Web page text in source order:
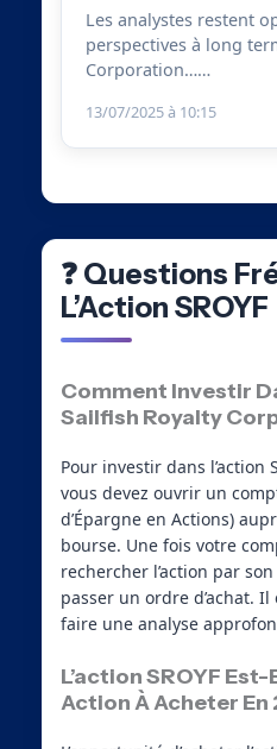
Les analystes restent
perspectives à long
Corporation……
13/07/2025 à 10:15
❓ Questions
L’Action SROYF
Comment Investir
Sailfish Royalty
Pour investir dans l’action
vous devez ouvrir un
d’Épargne en Actions)
bourse. Une fois votre
rechercher l’action par son
passer un ordre d’achat.
faire une analyse
L’action SROYF
Action À Acheter En